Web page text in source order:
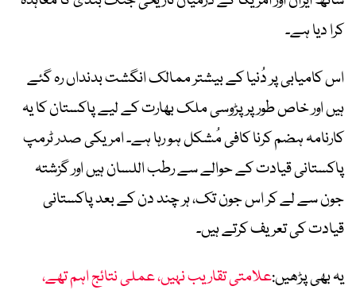
کرا دیا ہے۔
اس کامیابی پر دُنیا کے بیشتر ممالک انگشت بدنداں رہ گئے
ہیں اور خاص طور پر پڑوسی ملک بھارت کے لیے پاکستان کا یہ
کارنامہ ہضم کرنا کافی مُشکل ہو رہا ہے۔ امریکی صدر ٹرمپ
پاکستانی قیادت کے حوالے سے رطب اللسان ہیں اور گزشتہ
جون سے لے کر اس جون تک، ہر چند دن کے بعد پاکستانی
قیادت کی تعریف کرتے ہیں۔
یہ بھی پڑھیں:علامتی تقاریب نہیں، عملی نتائج اہم تھے،